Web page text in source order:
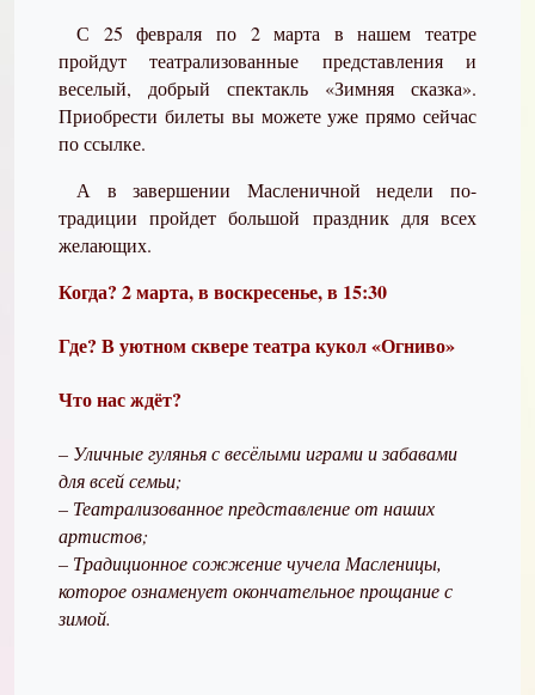
С 25 февраля по 2 марта в нашем театре
пройдут театрализованные представления и
веселый, добрый спектакль «Зимняя сказка».
Приобрести билеты вы можете уже прямо сейчас
по ссылке.
А в завершении Масленичной недели по-
традиции пройдет большой праздник для всех
желающих.
Когда? 2 марта, в воскресенье, в 15:30
Где? В уютном сквере театра кукол «Огниво»
Что нас ждёт?
– Уличные гулянья с весёлыми играми и забавами
для всей семьи;
– Театрализованное представление от наших
артистов;
– Традиционное сожжение чучела Масленицы,
которое ознаменует окончательное прощание с
зимой.